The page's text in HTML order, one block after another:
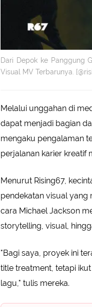
Dari Depok ke Panggung
Visual MV Terbarunya.
Melalui unggahan di
dapat menjadi bagian
mengaku pengalaman
perjalanan karier kreatif
Menurut Rising67,
pendekatan visual yang
cara Michael Jackson
storytelling, visual,
"Bagi saya, proyek ini
title treatment, tetapi
lagu," tulis mereka.